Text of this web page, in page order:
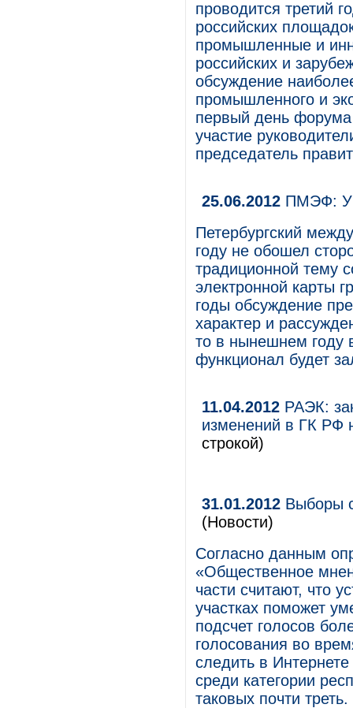
проводится третий
российских
промышленные и
российских и
обсуждение
промышленного и
первый день
участие
председатель
25.06.2012 ПМЭФ:
Петербургский
году не обошел
традиционной тему
электронной карты
годы обсуждение
характер и
то в нынешнем году
функционал будет
11.04.2012 РАЭК:
изменений в ГК РФ
строкой)
31.01.2012 Выборы
(Новости)
Согласно данным
«Общественное
части считают, что
участках поможет
подсчет голосов
голосования во
следить в
среди категории
таковых почти треть.